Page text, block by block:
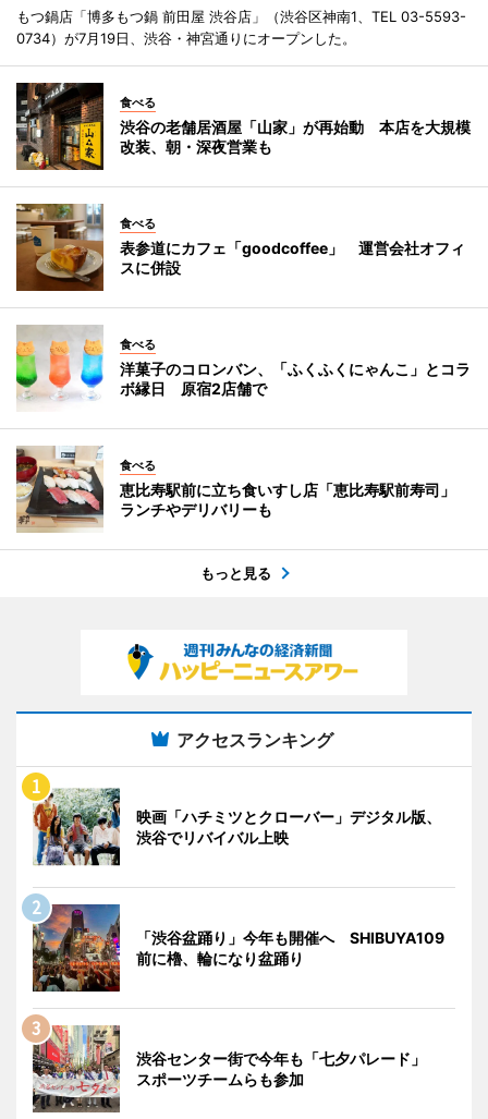
もつ鍋店「博多もつ鍋 前田屋 渋谷店」（渋谷区神南1、TEL 03-5593-
0734）が7月19日、渋谷・神宮通りにオープンした。
食べる
渋谷の老舗居酒屋「山家」が再始動 本店を大規模
改装、朝・深夜営業も
食べる
表参道にカフェ「goodcoffee」 運営会社オフィ
スに併設
食べる
洋菓子のコロンバン、「ふくふくにゃんこ」とコラ
ボ縁日 原宿2店舗で
食べる
恵比寿駅前に立ち食いすし店「恵比寿駅前寿司」
ランチやデリバリーも
もっと見る
アクセスランキング
映画「ハチミツとクローバー」デジタル版、
渋谷でリバイバル上映
「渋谷盆踊り」今年も開催へ SHIBUYA109
前に櫓、輪になり盆踊り
渋谷センター街で今年も「七夕パレード」
スポーツチームらも参加